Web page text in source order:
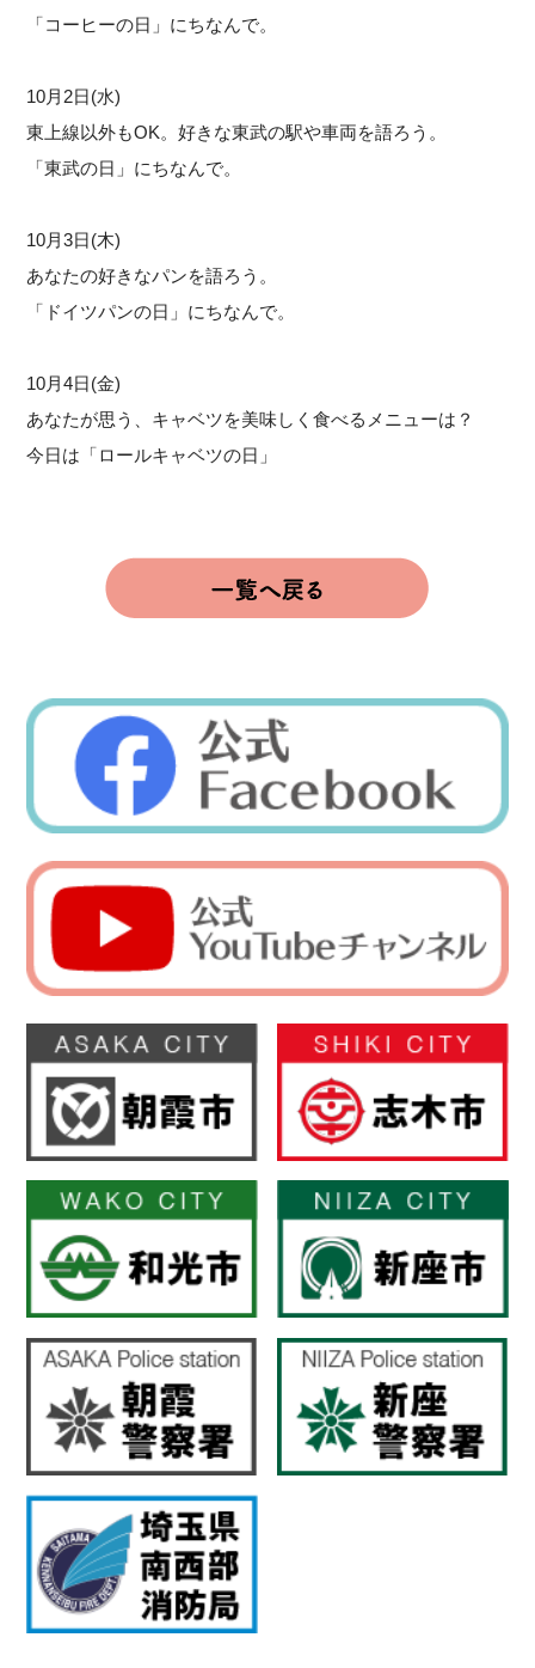
「コーヒーの日」にちなんで。
10月2日(水)
東上線以外もOK。好きな東武の駅や車両を語ろう。
「東武の日」にちなんで。
10月3日(木)
あなたの好きなパンを語ろう。
「ドイツパンの日」にちなんで。
10月4日(金)
あなたが思う、キャベツを美味しく食べるメニューは？
今日は「ロールキャベツの日」